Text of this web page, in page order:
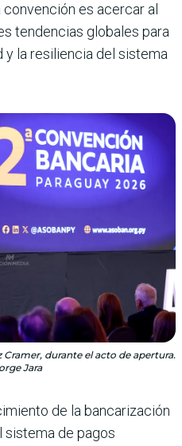
es acercar al
tendencias globales para
la resiliencia del sistema
durante el acto de apertura.
Jara
de la bancarización
sistema de pagos